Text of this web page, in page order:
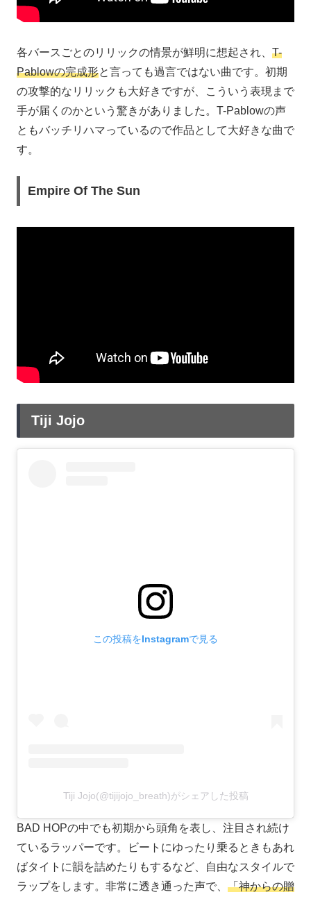
各バースごとのリリックの情景が鮮明に想起され、 T-
Pablowの完成形と言っても過言ではない曲です。初期
の攻撃的なリリックも大好きですが、こういう表現まで
手が届くのかという驚きがありました。T-Pablowの声
ともバッチリハマっているので作品として大好きな曲で
す。
Empire Of The Sun
Tiji Jojo
この投稿をInstagramで見る
Tiji Jojo(@tijijojo_breath)がシェアした投稿
BAD HOPの中でも初期から頭角を表し、注目され続け
ているラッパーです。ビートにゆったり乗るときもあれ
ばタイトに韻を詰めたりもするなど、自由なスタイルで
ラップをします。非常に透き通った声で、 「神からの贈